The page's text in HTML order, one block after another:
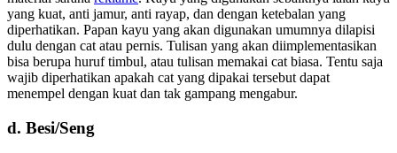
yang kuat, anti jamur, anti rayap, dan dengan ketebalan yang
diperhatikan. Papan kayu yang akan digunakan umumnya dilapisi
dulu dengan cat atau pernis. Tulisan yang akan diimplementasikan
bisa berupa huruf timbul, atau tulisan memakai cat biasa. Tentu saja
wajib diperhatikan apakah cat yang dipakai tersebut dapat
menempel dengan kuat dan tak gampang mengabur.
d. Besi/Seng